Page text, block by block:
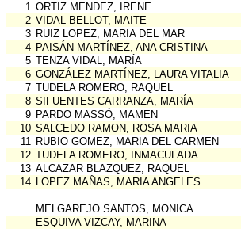
1 ORTIZ MENDEZ, IRENE
2 VIDAL BELLOT, MAITE
3 RUIZ LOPEZ, MARIA DEL MAR
4 PAISÁN MARTÍNEZ, ANA CRISTINA
5 TENZA VIDAL, MARÍA
6 GONZÁLEZ MARTÍNEZ, LAURA VITALIA
7 TUDELA ROMERO, RAQUEL
8 SIFUENTES CARRANZA, MARÍA
9 PARDO MASSÓ, MAMEN
10 SALCEDO RAMON, ROSA MARIA
11 RUBIO GOMEZ, MARIA DEL CARMEN
12 TUDELA ROMERO, INMACULADA
13 ALCAZAR BLAZQUEZ, RAQUEL
14 LOPEZ MAÑAS, MARIA ANGELES
MELGAREJO SANTOS, MONICA
ESQUIVA VIZCAY, MARINA